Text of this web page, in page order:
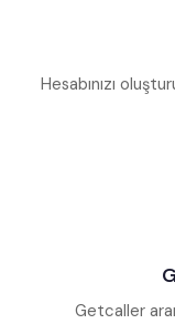
Hesabınızı
Getcaller